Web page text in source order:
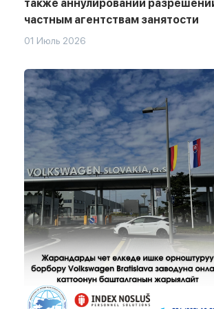
также аннулировании
частным агентствам занятости
01 Июль 2026